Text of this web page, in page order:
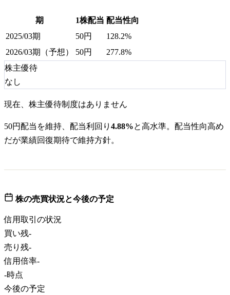
期 1株配当 配当性向
2025/03期
50円
128.2%
2026/03期（予想）
50円
277.8%
株主優待
なし
現在、株主優待制度はありません
50円配当を維持、配当利回り 4.88%と高水準。配当性向高め
だが業績回復期待で維持方針。
株の売買状況と今後の予定
信用取引の状況
買い残-
売り残-
信用倍率-
-時点
今後の予定